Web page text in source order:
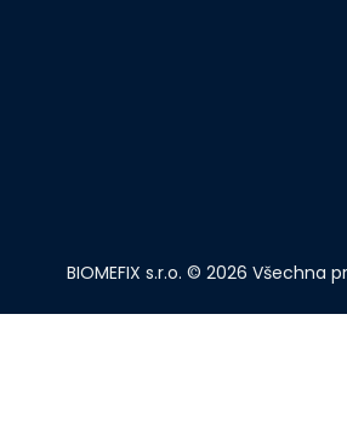
BIOMEFIX s.r.o. © 2026 Všechna